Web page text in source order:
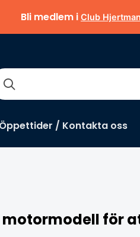
Bli medlem i Club
/ Kontakta oss
för